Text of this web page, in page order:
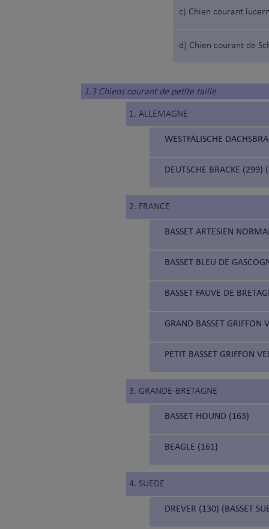
c) Chien courant
d) Chien courant de
1.3 Chiens courant de petite taille
1. ALLEMAGNE
WESTFÄLISCHE
DEUTSCHE BRACKE (299)
2. FRANCE
BASSET ARTESIEN
BASSET BLEU DE
BASSET FAUVE DE
GRAND BASSET GRIFFON
PETIT BASSET GRIFFON
3. GRANDE-BRETAGNE
BASSET HOUND (163)
BEAGLE (161)
4. SUEDE
DREVER (130) (BASSET